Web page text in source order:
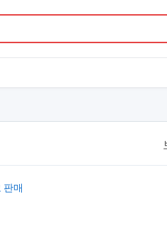
판매